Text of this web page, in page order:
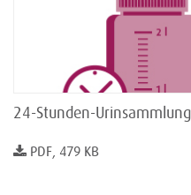
24-Stunden-
PDF, 479 KB